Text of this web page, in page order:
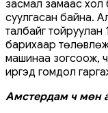
засмал замаас хол
суулгасан байна.
талбайг
барихаар
машинаа зогсоож,
иргэд гомдол
Амстердам ч мөн